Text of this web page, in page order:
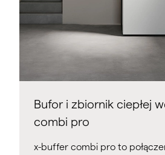
Bufor i zbiornik ciepłej
combi pro
x-buffer combi pro to